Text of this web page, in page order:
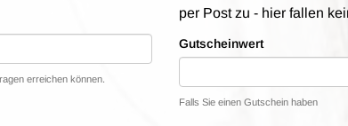
erreichen können.
per Post zu - hier fallen
Gutscheinwert
Falls Sie einen Gutschein haben